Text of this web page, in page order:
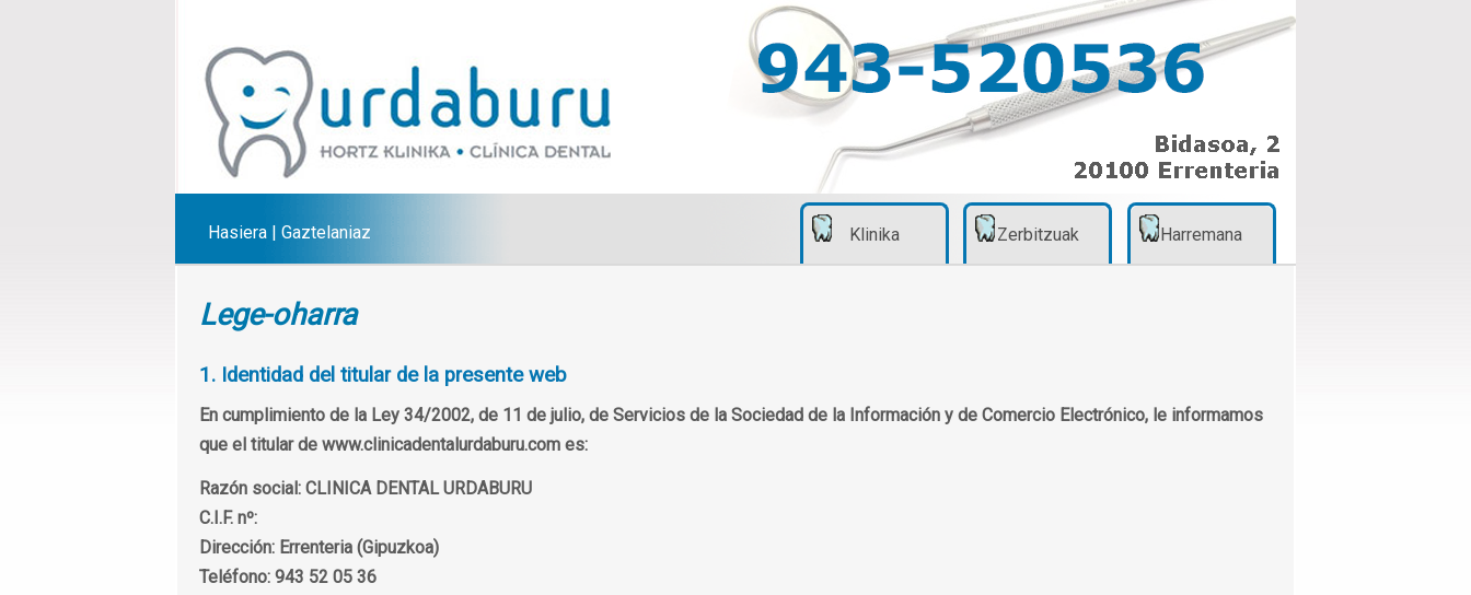
Hasiera |Gaztelaniaz Klinika Zerbitzuak Harremana
Lege-oharra
1. Identidad del titular de la presente web
En cumplimiento de la Ley 34/2002, de 11 de julio, de Servicios de la Sociedad de la Información y de Comercio Electrónico, le informamos
que el titular de www.clinicadentalurdaburu.com es:
Razón social: CLINICA DENTAL URDABURU
C.I.F. nº:
Dirección: Errenteria (Gipuzkoa)
Teléfono: 943 52 05 36